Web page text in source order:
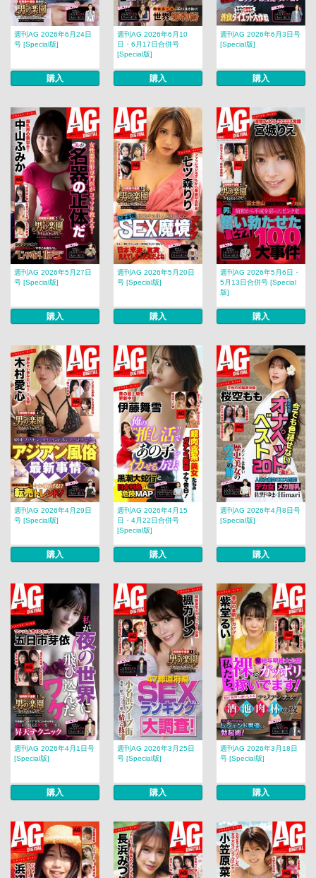
週刊AG 2026年6月24日
号 [Special版]
購入
週刊AG 2026年6月10
日・6月17日合併号
[Special版]
購入
週刊AG 2026年6月3日号
[Special版]
購入
週刊AG 2026年5月27日
号 [Special版]
購入
週刊AG 2026年5月20日
号 [Special版]
購入
週刊AG 2026年5月6日・
5月13日合併号 [Special
版]
購入
週刊AG 2026年4月29日
号 [Special版]
購入
週刊AG 2026年4月15
日・4月22日合併号
[Special版]
購入
週刊AG 2026年4月8日号
[Special版]
購入
週刊AG 2026年4月1日号
[Special版]
購入
週刊AG 2026年3月25日
号 [Special版]
購入
週刊AG 2026年3月18日
号 [Special版]
購入